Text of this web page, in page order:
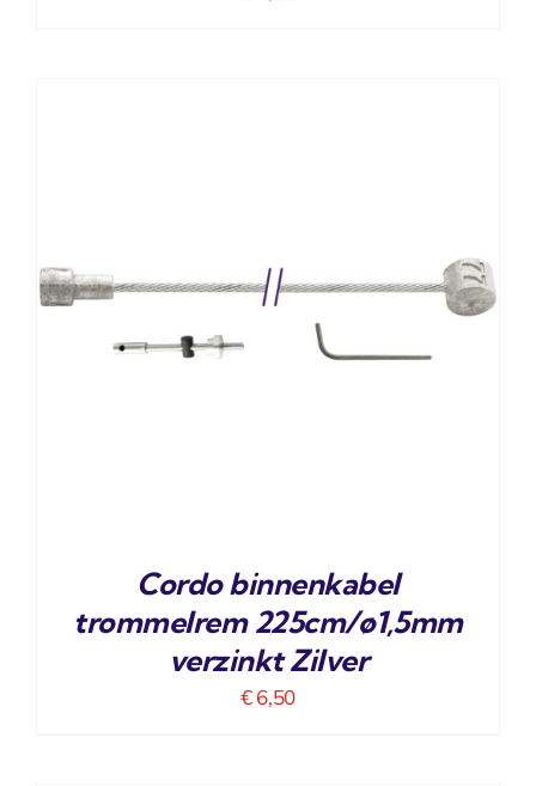
Cordo binnenkabel
trommelrem 225cm/ø1,5mm
verzinkt Zilver
€6,50